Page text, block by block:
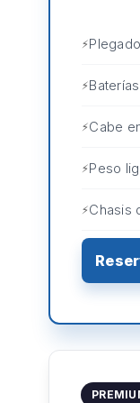
Cabe
Peso
Chasis